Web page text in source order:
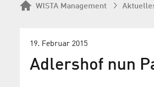
WISTA Management
19. Februar 2015
Adlershof nun